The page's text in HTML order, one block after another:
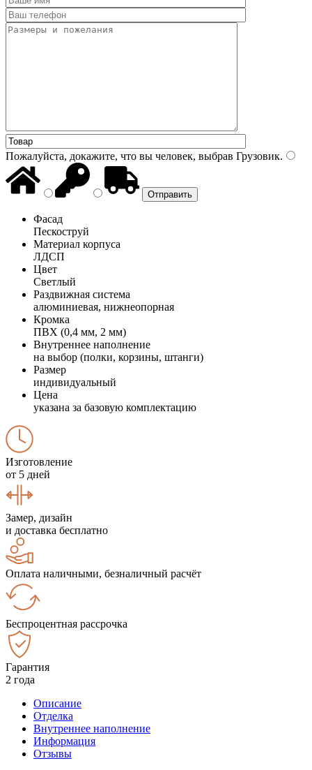
Пожалуйста, докажите, что вы человек, выбрав Грузовик.
Фасад
Пескоструй
Материал корпуса
ЛДСП
Цвет
Светлый
Раздвижная система
алюминиевая, нижнеопорная
Кромка
ПВХ (0,4 мм, 2 мм)
Внутреннее наполнение
на выбор (полки, корзины, штанги)
Размер
индивидуальный
Цена
указана за базовую комплектацию
Изготовление
от 5 дней
Замер, дизайн
и доставка бесплатно
Оплата наличными, безналичный расчёт
Беспроцентная рассрочка
Гарантия
2 года
Описание
Отделка
Внутреннее наполнение
Информация
Отзывы